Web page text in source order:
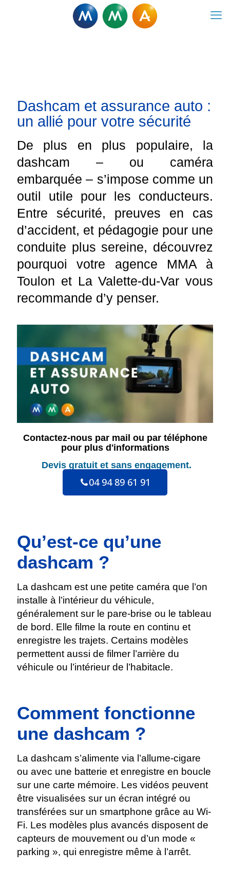
Dashcam et assurance auto :
un allié pour votre sécurité
De plus en plus populaire, la
dashcam – ou caméra
embarquée – s’impose comme un
outil utile pour les conducteurs.
Entre sécurité, preuves en cas
d’accident, et pédagogie pour une
conduite plus sereine, découvrez
pourquoi votre agence MMA à
Toulon et La Valette-du-Var vous
recommande d’y penser.
Contactez-nous par mail ou par téléphone
pour plus d'informations
Devis gratuitet sans engagement.
04 94 89 61 91
Qu’est-ce qu’une
dashcam ?
La dashcam est une petite caméra que l’on
installe à l’intérieur du véhicule,
généralement sur le pare-brise ou le tableau
de bord. Elle filme la route en continu et
enregistre les trajets. Certains modèles
permettent aussi de filmer l’arrière du
véhicule ou l’intérieur de l’habitacle.
Comment fonctionne
une dashcam ?
La dashcam s’alimente via l’allume-cigare
ou avec une batterie et enregistre en boucle
sur une carte mémoire. Les vidéos peuvent
être visualisées sur un écran intégré ou
transférées sur un smartphone grâce au Wi-
Fi. Les modèles plus avancés disposent de
capteurs de mouvement ou d’un mode «
parking », qui enregistre même à l’arrêt.